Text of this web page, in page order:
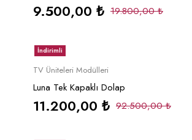
19.800,00₺
9.500,00 ₺
İndirimli
TV Üniteleri Modülleri
Luna Tek Kapaklı Dolap
92.500,00₺
11.200,00 ₺